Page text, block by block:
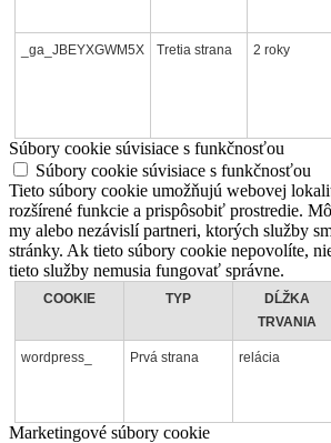
_ga_JBEYXGWM5X Tretia strana 2 roky
Súbory cookie súvisiace s funkčnosťou
Súbory cookie súvisiace s funkčnosťou
Tieto súbory cookie umožňujú webovej
rozšírené funkcie a prispôsobiť prostredie.
my alebo nezávislí partneri, ktorých služby
stránky. Ak tieto súbory cookie nepovolíte,
tieto služby nemusia fungovať správne.
COOKIE TYP
DĹŽKA
TRVANIA
wordpress_ Prvá strana relácia
Marketingové súbory cookie